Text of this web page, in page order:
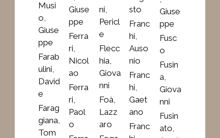
Musi
o,
Giuse
ppe
Farab
ulini,
David
e
Farag
giana,
Tom
Giuse
ppe
Ferra
ri,
Nicol
ao
Ferra
ri,
Paol
o
ni,
Pericl
e
Flecc
hia,
Giova
nni
Foà,
Lazz
aro
sto
Franc
hi,
Auso
nio
Franc
hi,
Gaet
ano
Franc
Giuse
ppe
Fusc
o
Fusin
a,
Giova
nni
Fusin
ato,